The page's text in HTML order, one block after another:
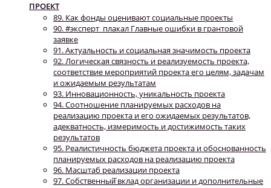
ПРОЕКТ
89. Как фонды оценивают социальные проекты
90. #эксперт_плакал Главные ошибки в грантовой
заявке
91. Актуальность и социальная значимость проекта
92. Логическая связность и реализуемость проекта,
соответствие мероприятий проекта его целям, задачам
и ожидаемым результатам
93. Инновационность, уникальность проекта
94. Соотношение планируемых расходов на
реализацию проекта и его ожидаемых результатов,
адекватность, измеримость и достижимость таких
результатов
95. Реалистичность бюджета проекта и обоснованность
планируемых расходов на реализацию проекта
96. Масштаб реализации проекта
97. Собственный̆ вклад организации и дополнительные